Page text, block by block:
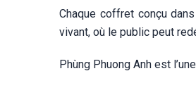
Chaque coffret conçu
vivant, où le public peut
Phùng Phuong Anh est